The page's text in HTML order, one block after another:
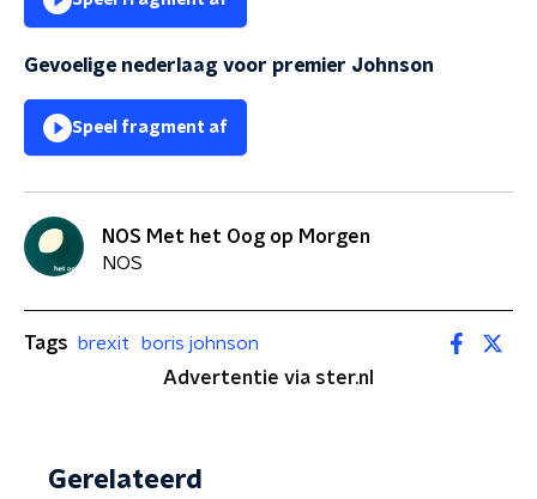
Gevoelige nederlaag voor premier Johnson
Speel fragment af
NOS Met het Oog op Morgen
NOS
Tags brexit
boris johnson
Advertentie via ster.nl
Gerelateerd